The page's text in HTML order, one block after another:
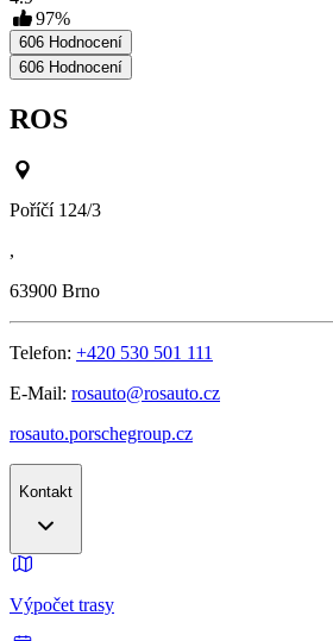
97%
606 Hodnocení
606 Hodnocení
ROS
Poříčí 124/3
,
63900 Brno
Telefon: +420 530 501 111
E-Mail: rosauto@rosauto.cz
rosauto.porschegroup.cz
Kontakt
Výpočet trasy